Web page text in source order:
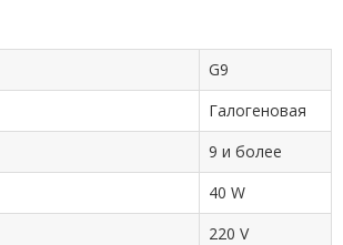
G9
Галогеновая
9 и более
40 W
220 V